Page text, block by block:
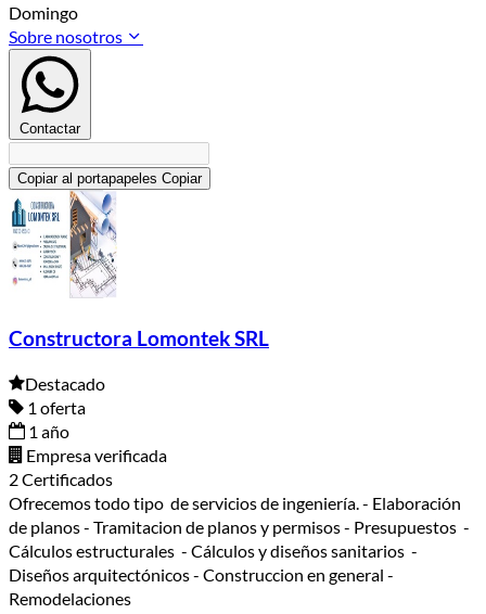
Domingo
Sobre nosotros
Contactar
Copiar al portapapeles Copiar
Constructora Lomontek SRL
Destacado
1 oferta
1 año
Empresa verificada
2 Certificados
Ofrecemos todo tipo de servicios de ingeniería. - Elaboración
de planos - Tramitacion de planos y permisos - Presupuestos -
Cálculos estructurales - Cálculos y diseños sanitarios -
Diseños arquitectónicos - Construccion en general -
Remodelaciones